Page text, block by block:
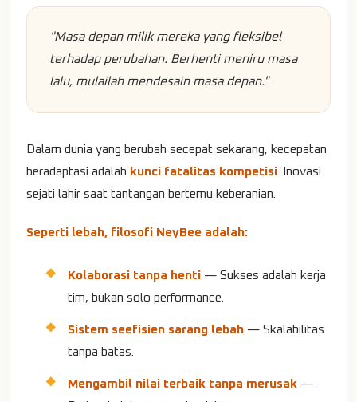
"Masa depan milik mereka yang fleksibel
terhadap perubahan. Berhenti meniru masa
lalu, mulailah mendesain masa depan."
Dalam dunia yang berubah secepat sekarang, kecepatan
beradaptasi adalah kunci fatalitas kompetisi . Inovasi
sejati lahir saat tantangan bertemu keberanian.
Seperti lebah, filosofi NeyBee adalah:
Kolaborasi tanpa henti — Sukses adalah kerja
tim, bukan solo performance.
Sistem seefisien sarang lebah — Skalabilitas
tanpa batas.
Mengambil nilai terbaik tanpa merusak —